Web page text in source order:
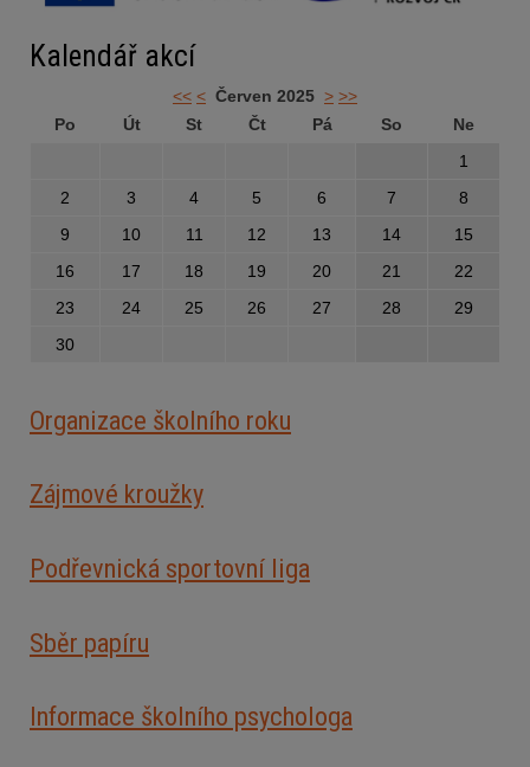
Kalendář akcí
<< < Červen 2025 > >>
Po
Út St Čt Pá So
Ne
1
2
3 4 5 6 7
8
9
10 11 12 13 14
15
16
17 18 19 20 21
22
23
24 25 26 27 28
29
30
Organizace školního roku
Zájmové kroužky
Podřevnická sportovní liga
Sběr papíru
Informace školního psychologa